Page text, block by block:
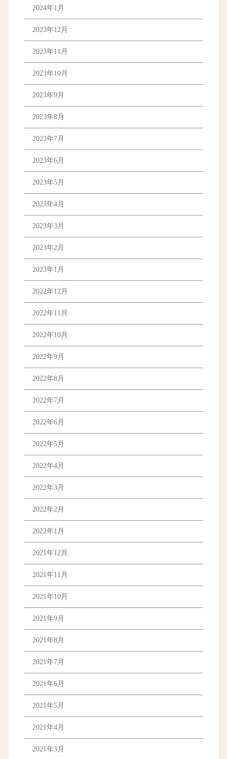
2024年1月
2023年12月
2023年11月
2023年10月
2023年9月
2023年8月
2023年7月
2023年6月
2023年5月
2023年4月
2023年3月
2023年2月
2023年1月
2022年12月
2022年11月
2022年10月
2022年9月
2022年8月
2022年7月
2022年6月
2022年5月
2022年4月
2022年3月
2022年2月
2022年1月
2021年12月
2021年11月
2021年10月
2021年9月
2021年8月
2021年7月
2021年6月
2021年5月
2021年4月
2021年3月